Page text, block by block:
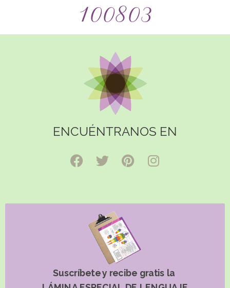
100803
ENCUÉNTRANOS EN
Suscríbete y recibe gratis la